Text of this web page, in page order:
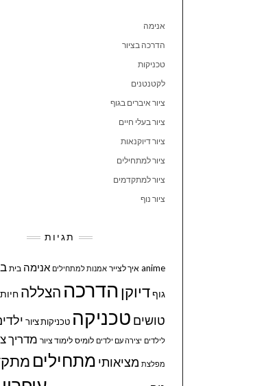
אנימה
הדרכה בציור
טכניקות
לקטנטנים
ציור איברים בגוף
ציור בעלי חיים
ציור דיוקנאות
ציור למתחילים
ציור למתקדמים
ציור נוף
תגיות
anime איך לצייר אמנות למתחילים אנימה בית
גוףדיוקן הדרכה הצללה חיות
טושים טכניקה טכניקות ציור
לילדים יצירה עם ילדים לומיס לימוד ציור מדריך
מפלצת מציאותי מתחילים